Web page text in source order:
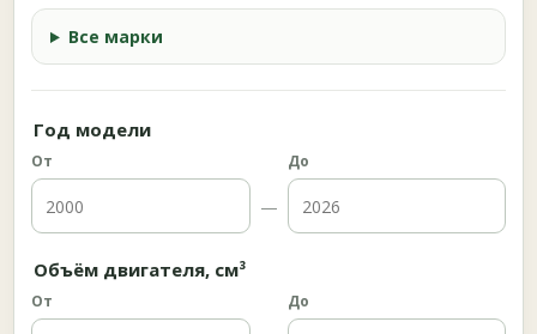
Все марки
Год модели
От
—
До
Объём двигателя, см³
От До